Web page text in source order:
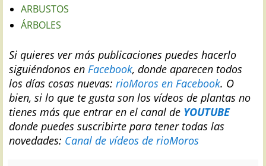
ARBUSTOS
ÁRBOLES
Si quieres ver más publicaciones puedes hacerlo
siguiéndonos en Facebook, donde aparecen todos
los días cosas nuevas: rioMoros en Facebook. O
bien, si lo que te gusta son los vídeos de plantas no
tienes más que entrar en el canal de YOUTUBE
donde puedes suscribirte para tener todas las
novedades: Canal de vídeos de rioMoros